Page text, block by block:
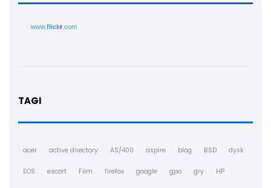
www.flickr.com
TAGI
acer active directory AS/400 aspire blog BSD dysk
EOS escort Film firefox google gpo gry HP